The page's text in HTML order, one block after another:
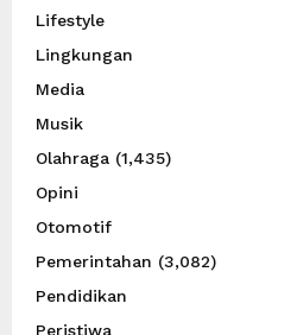
Lifestyle
Lingkungan
Media
Musik
Olahraga (1,435)
Opini
Otomotif
Pemerintahan (3,082)
Pendidikan
Peristiwa